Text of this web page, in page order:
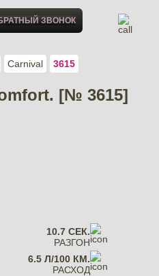
Carnival 3615
[№ 3615]
10.7 СЕК.
РАЗГОН
6.5 Л/100 КМ.
РАСХОД
ЗВОНОК